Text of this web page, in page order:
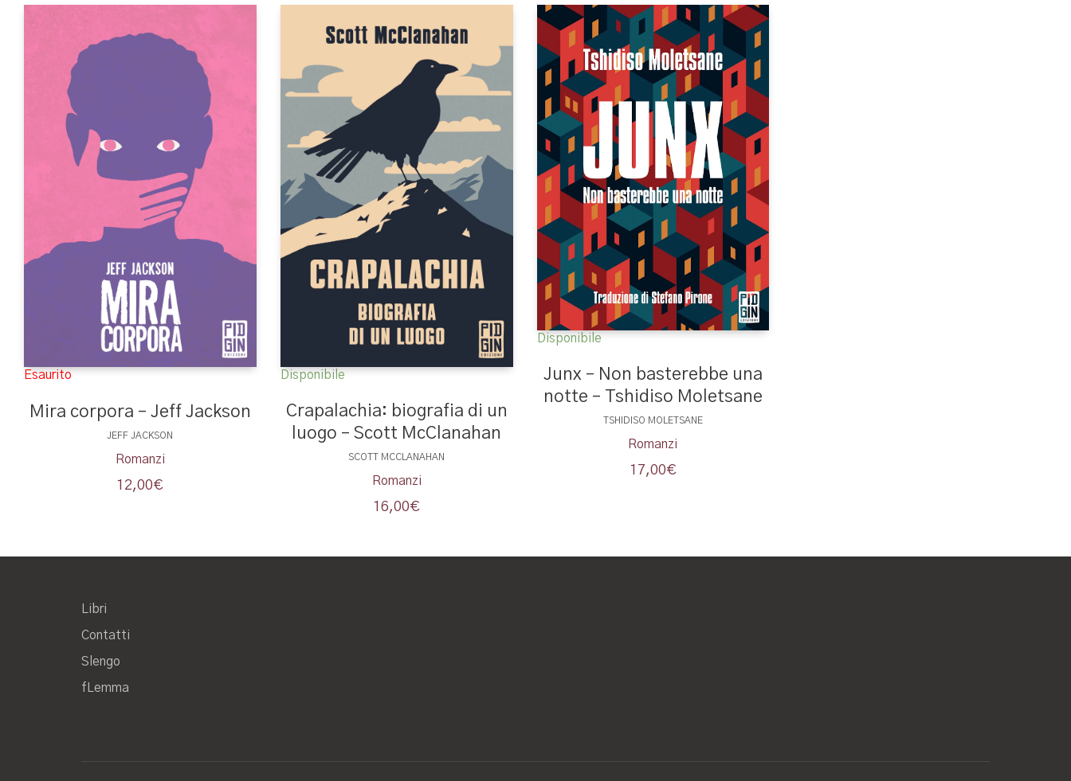
Esaurito
Mira corpora – Jeff Jackson
JEFF JACKSON
Romanzi
12,00€
Disponibile
Crapalachia: biografia di un
luogo – Scott McClanahan
SCOTT MCCLANAHAN
Romanzi
16,00€
Disponibile
Junx – Non basterebbe una
notte – Tshidiso Moletsane
TSHIDISO MOLETSANE
Romanzi
17,00€
Libri
Contatti
Slengo
fLemma